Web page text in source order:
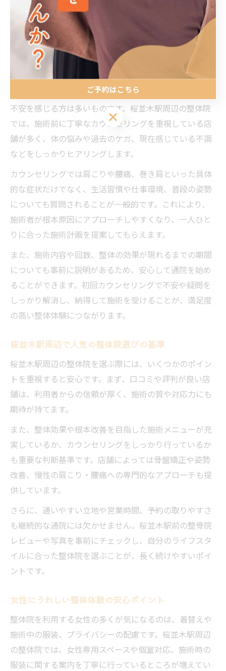
安心して通える整体体験のポイン
ト集
整体初心者も安心できるカウンセリング
整体が初めての方にとって、どのように施術が進むのか
不安を感じる方は多いものです。桜並木駅周辺の整体院
では、施術前に丁寧なカウンセリングを重視している店
舗が多く、体の悩みや過去のケガ、現在感じている不調
などをしっかりヒアリングします。
カウンセリングでは肩こりや腰痛、巻き肩といった具体
的な症状だけでなく、生活習慣や仕事環境、普段の姿勢
についても質問されることが一般的です。これにより、
施術者が根本原因にアプローチしやすくなり、一人ひと
りに合った施術計画を提案してもらえます。
また、施術内容や回数、整体の効果が現れるまでの期間
についても事前に説明があるため、安心して通院を始め
ることができます。初回カウンセリングで不安や疑問を
しっかり解消し、納得して施術を受けることが、満足度
の高い整体体験につながります。
桜並木駅周辺で人気の整体院選びの基準
桜並木駅周辺の整体院を選ぶ際には、いくつかのポイン
トを重視すると安心です。まず、口コミや評判が良い店
舗は、利用者からの信頼が厚く、施術の質や対応力にも
期待が持てます。
また、整体効果や根本改善を目指した施術メニューが充
実しているか、カウンセリングをしっかり行っているか
も重要な判断基準です。店舗によっては骨盤矯正や姿勢
改善、慢性の肩こり・腰痛への専門的なアプローチも提
供しています。
さらに、通いやすい立地や営業時間、予約の取りやすさ
も継続的な通院には欠かせません。桜並木駅前の整骨院
レビューや写真を事前にチェックし、自分のライフスタ
イルに合った整体院を選ぶことが、長く続けやすいポイ
ントです。
女性にうれしい整体体験の安心ポイント
整体院を利用する女性の多くが気になるのは、着替えや
施術中の服装、プライバシーの配慮です。桜並木駅周辺
の整体院では、女性専用スペースや個室対応、施術時の
服装に関する案内を丁寧に行っているところが増えてい
ご予約はこちら
ご予約はこちら